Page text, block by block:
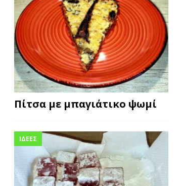
Πίτσα με μπαγιάτικο ψωμί
ΙΔΕΕΣ